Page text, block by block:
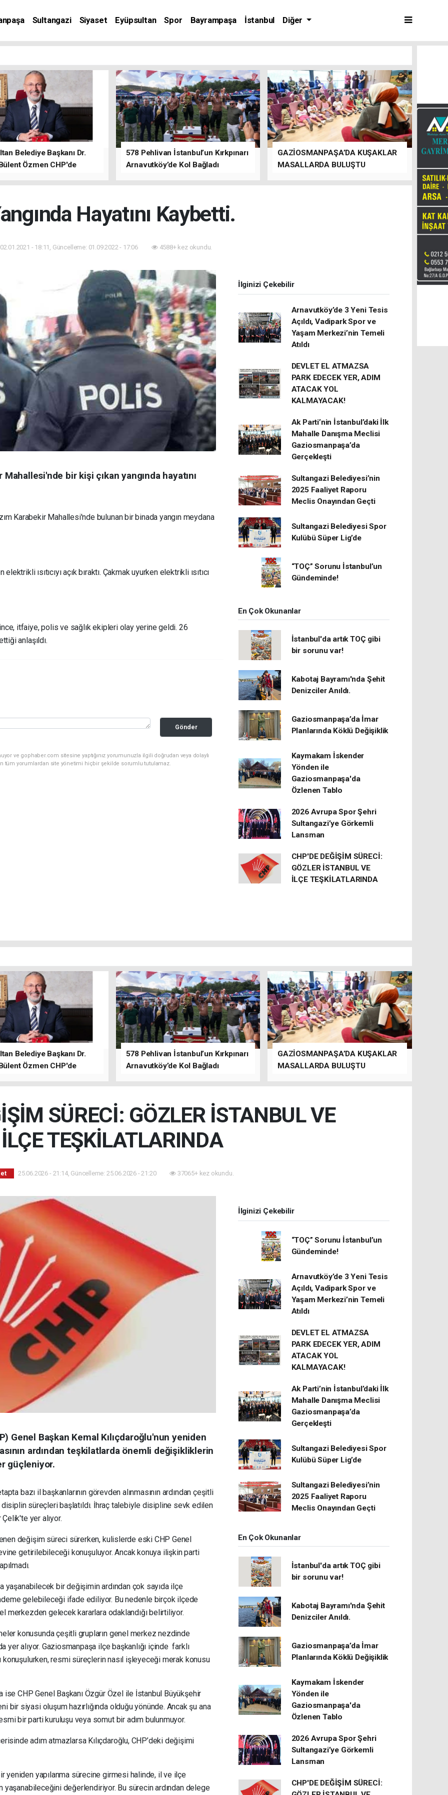
Sultangazi Siyaset Eyüpsultan Spor Bayrampaşa İstanbul Diğer
Belediye Başkanı Dr.
Özmen CHP'de
578 Pehlivan İstanbul’un Kırkpınarı
Arnavutköy’de Kol Bağladı
GAZİOSMANPAŞA’DA KUŞAKLAR
MASALLARDA BULUŞTU
Hayatını Kaybetti.
02.01.2021 - 18:11, Güncelleme: 01.09.2022 - 17:06 4588+ kez okundu.
bir kişi çıkan yangında hayatını
Karabekir Mahallesi'nde bulunan bir binada yangın meydana
ısıtıcıyı açık bıraktı. Çakmak uyurken elektrikli ısıtıcı
itfaiye, polis ve sağlık ekipleri olay yerine geldi. 26
anlaşıldı.
Gönder
ve gophaber.com sitesine yaptığınız yorumunuzla ilgili doğrudan veya dolaylı
tüm yorumlardan site yönetimi hiçbir şekilde sorumlu tutulamaz.
İlginizi Çekebilir
Arnavutköy’de 3 Yeni Tesis
Açıldı, Vadipark Spor ve
Yaşam Merkezi’nin Temeli
Atıldı
DEVLET EL ATMAZSA
PARK EDECEK YER, ADIM
ATACAK YOL
KALMAYACAK!
Ak Parti’nin İstanbul’daki İlk
Mahalle Danışma Meclisi
Gaziosmanpaşa’da
Gerçekleşti
Sultangazi Belediyesi’nin
2025 Faaliyet Raporu
Meclis Onayından Geçti
Sultangazi Belediyesi Spor
Kulübü Süper Lig’de
“TOÇ” Sorunu İstanbul’un
Gündeminde!
En Çok Okunanlar
İstanbul'da artık TOÇ gibi
bir sorunu var!
Kabotaj Bayramı'nda Şehit
Denizciler Anıldı.
Gaziosmanpaşa’da İmar
Planlarında Köklü Değişiklik
Kaymakam İskender
Yönden ile
Gaziosmanpaşa'da
Özlenen Tablo
2026 Avrupa Spor Şehri
Sultangazi’ye Görkemli
Lansman
CHP'DE DEĞİŞİM SÜRECİ:
GÖZLER İSTANBUL VE
İLÇE TEŞKİLATLARINDA
Belediye Başkanı Dr.
Özmen CHP'de
578 Pehlivan İstanbul’un Kırkpınarı
Arnavutköy’de Kol Bağladı
GAZİOSMANPAŞA’DA KUŞAKLAR
MASALLARDA BULUŞTU
SÜRECİ: GÖZLER İSTANBUL VE
İLÇE TEŞKİLATLARINDA
25.06.2026 - 21:14, Güncelleme: 25.06.2026 - 21:20 37065+ kez okundu.
Genel Başkan Kemal Kılıçdaroğlu'nun yeniden
ardından teşkilatlarda önemli değişikliklerin
güçleniyor.
bazı il başkanlarının görevden alınmasının ardından çeşitli
süreçleri başlatıldı. İhraç talebiyle disipline sevk edilen
yer alıyor.
değişim süreci sürerken, kulislerde eski CHP Genel
getirilebileceği konuşuluyor. Ancak konuya ilişkin parti
yaşanabilecek bir değişimin ardından çok sayıda ilçe
gelebileceği ifade ediliyor. Bu nedenle birçok ilçede
merkezden gelecek kararlara odaklandığı belirtiliyor.
konusunda çeşitli grupların genel merkez nezdinde
yer alıyor. Gaziosmanpaşa ilçe başkanlığı içinde farklı
resmi süreçlerin nasıl işleyeceği merak konusu
CHP Genel Başkanı Özgür Özel ile İstanbul Büyükşehir
bir siyasi oluşum hazırlığında olduğu yönünde. Ancak şu ana
bir parti kuruluşu veya somut bir adım bulunmuyor.
adım atmazlarsa Kılıçdaroğlu, CHP’deki değişimi
yeniden yapılanma sürecine girmesi halinde, il ve ilçe
yaşanabileceğini değerlendiriyor. Bu sürecin ardından delege
İlginizi Çekebilir
“TOÇ” Sorunu İstanbul’un
Gündeminde!
Arnavutköy’de 3 Yeni Tesis
Açıldı, Vadipark Spor ve
Yaşam Merkezi’nin Temeli
Atıldı
DEVLET EL ATMAZSA
PARK EDECEK YER, ADIM
ATACAK YOL
KALMAYACAK!
Ak Parti’nin İstanbul’daki İlk
Mahalle Danışma Meclisi
Gaziosmanpaşa’da
Gerçekleşti
Sultangazi Belediyesi Spor
Kulübü Süper Lig’de
Sultangazi Belediyesi’nin
2025 Faaliyet Raporu
Meclis Onayından Geçti
En Çok Okunanlar
İstanbul'da artık TOÇ gibi
bir sorunu var!
Kabotaj Bayramı'nda Şehit
Denizciler Anıldı.
Gaziosmanpaşa’da İmar
Planlarında Köklü Değişiklik
Kaymakam İskender
Yönden ile
Gaziosmanpaşa'da
Özlenen Tablo
2026 Avrupa Spor Şehri
Sultangazi’ye Görkemli
Lansman
CHP'DE DEĞİŞİM SÜRECİ: